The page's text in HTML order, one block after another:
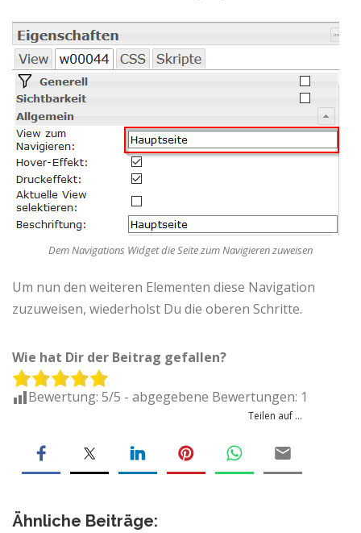
Dem Navigations Widget die Seite zum Navigieren zuweisen
Um nun den weiteren Elementen diese Navigation
zuzuweisen, wiederholst Du die oberen Schritte.
Wie hat Dir der Beitrag gefallen?
Bewertung: 5/5 - abgegebene Bewertungen: 1
Teilen auf ...
Ähnliche Beiträge: